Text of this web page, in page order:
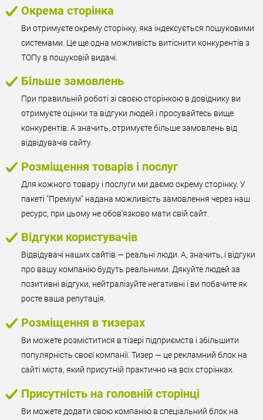
Окрема сторінка
Ви отримуєте окрему сторінку, яка індексується пошуковими
системами. Це ще одна можливість витіснити конкурентів з
ТОПу в пошуковій видачі.
Більше замовлень
При правильній роботі зі своєю сторінкою в довіднику ви
отримуєте оцінки та відгуки людей і просувайтесь вище
конкурентів. А значить, отримуєте більше замовлень від
відвідувачів сайту.
Розміщення товарів і послуг
Для кожного товару і послуги ми даємо окрему сторінку. У
пакеті "Преміум" надана можливість замовлення через наш
ресурс, при цьому не обов'язково мати свій сайт.
Відгуки користувачів
Відвідувачі наших сайтів — реальні люди. А, значить, і відгуки
про вашу компанію будуть реальними. Дякуйте людей за
позитивні відгуки, нейтралізуйте негативні і ви побачите як
росте ваша репутація.
Розміщення в тизерах
Ви можете розміститися в тізері підприємств і збільшити
популярність своєї компанії. Тизер — це рекламний блок на
сайті міста, який присутній практично на всіх сторінках.
Присутність на головній сторінці
Ви можете додати свою компанію в спеціальний блок на